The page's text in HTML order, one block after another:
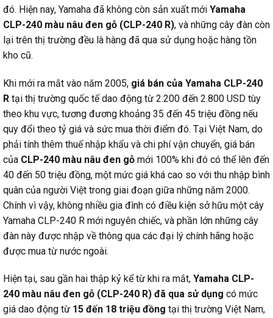
đó. Hiện nay, Yamaha đã không còn sản xuất mới Yamaha
CLP-240 màu nâu đen gỗ (CLP-240 R), và những cây đàn còn
lại trên thị trường đều là hàng đã qua sử dụng hoặc hàng tồn
kho cũ.
Khi mới ra mắt vào năm 2005, giá bán của Yamaha CLP-240
R tại thị trường quốc tế dao động từ 2.200 đến 2.800 USD tùy
theo khu vực, tương đương khoảng 35 đến 45 triệu đồng nếu
quy đổi theo tỷ giá và sức mua thời điểm đó. Tại Việt Nam, do
phải tính thêm thuế nhập khẩu và chi phí vận chuyển, giá bán
của CLP-240 màu nâu đen gỗ mới 100% khi đó có thể lên đến
40 đến 50 triệu đồng, một mức giá khá cao so với thu nhập bình
quân của người Việt trong giai đoạn giữa những năm 2000.
Chính vì vậy, không nhiều gia đình có điều kiện sở hữu một cây
Yamaha CLP-240 R mới nguyên chiếc, và phần lớn những cây
đàn này được nhập về thông qua các đại lý chính hãng hoặc
được mua từ nước ngoài.
Hiện tại, sau gần hai thập kỷ kể từ khi ra mắt, Yamaha CLP-
240 màu nâu đen gỗ (CLP-240 R) đã qua sử dụng có mức
giá dao động từ 15 đến 18 triệu đồng tại thị trường Việt Nam,